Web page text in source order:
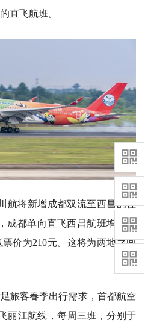
直飞航班。
航将新增成都双流至西昌的往
成都单向直飞西昌航班增至每
价为210元。这将为两地之间
旅客春季出行需求，首都航空
丽江航线，每周三班，分别于